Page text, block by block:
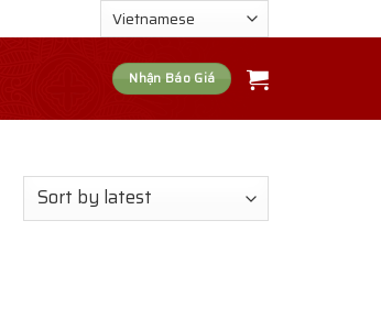
Nhận Báo Giá